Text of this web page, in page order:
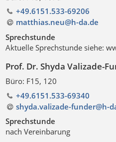
+49.6151.533-69206
matthias.neu@h-da.de
Sprechstunde
Aktuelle Sprechstunde siehe:
Prof. Dr. Shyda Valizade-
Büro: F15, 120
+49.6151.533-69340
shyda.valizade-funder@h-
Sprechstunde
nach Vereinbarung